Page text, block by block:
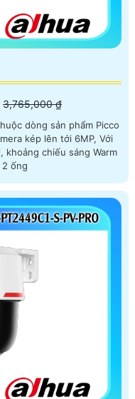
3,765,000 ₫
dòng sản phẩm Picco
khoảng chiếu sáng Warm
ống